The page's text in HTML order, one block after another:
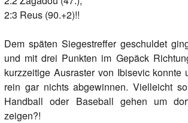
2:3 Reus (90.+2)!!
Dem späten Siegestreffer geschuldet
und mit drei Punkten im Gepäck
kurzzeitige Ausraster von Ibisevic konnte
rein gar nichts abgewinnen. Vielleicht
Handball oder Baseball gehen um
zeigen?!